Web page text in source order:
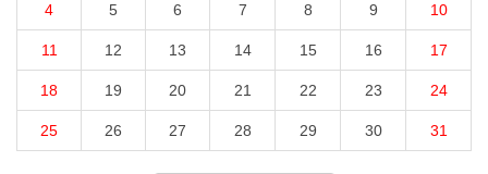
4 5 6 7 8 9 10
11 12 13 14 15 16 17
18 19 20 21 22 23 24
25 26 27 28 29 30 31